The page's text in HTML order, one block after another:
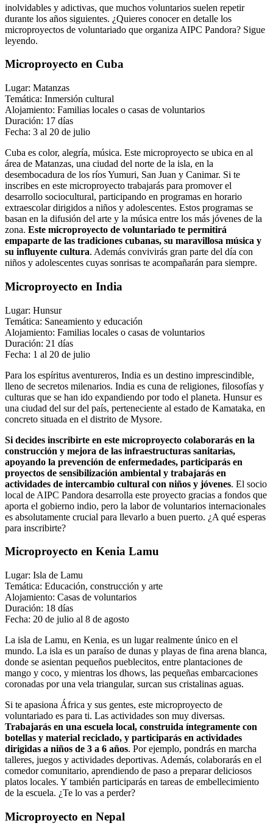
inolvidables y adictivas, que muchos voluntarios suelen repetir
durante los años siguientes. ¿Quieres conocer en detalle los
microproyectos de voluntariado que organiza AIPC Pandora? Sigue
leyendo.
Microproyecto en Cuba
Lugar: Matanzas
Temática: Inmersión cultural
Alojamiento: Familias locales o casas de voluntarios
Duración: 17 días
Fecha: 3 al 20 de julio
Cuba es color, alegría, música. Este microproyecto se ubica en al
área de Matanzas, una ciudad del norte de la isla, en la
desembocadura de los ríos Yumuri, San Juan y Canimar. Si te
inscribes en este microproyecto trabajarás para promover el
desarrollo sociocultural, participando en programas en horario
extraescolar dirigidos a niños y adolescentes. Estos programas se
basan en la difusión del arte y la música entre los más jóvenes de la
zona. Este microproyecto de voluntariado te permitirá
empaparte de las tradiciones cubanas, su maravillosa música y
su influyente cultura. Además convivirás gran parte del día con
niños y adolescentes cuyas sonrisas te acompañarán para siempre.
Microproyecto en India
Lugar: Hunsur
Temática: Saneamiento y educación
Alojamiento: Familias locales o casas de voluntarios
Duración: 21 días
Fecha: 1 al 20 de julio
Para los espíritus aventureros, India es un destino imprescindible,
lleno de secretos milenarios. India es cuna de religiones, filosofías y
culturas que se han ido expandiendo por todo el planeta. Hunsur es
una ciudad del sur del país, perteneciente al estado de Kamataka, en
concreto situada en el distrito de Mysore.
Si decides inscribirte en este microproyecto colaborarás en la
construcción y mejora de las infraestructuras sanitarias,
apoyando la prevención de enfermedades, participarás en
proyectos de sensibilización ambiental y trabajarás en
actividades de intercambio cultural con niños y jóvenes. El socio
local de AIPC Pandora desarrolla este proyecto gracias a fondos que
aporta el gobierno indio, pero la labor de voluntarios internacionales
es absolutamente crucial para llevarlo a buen puerto. ¿A qué esperas
para inscribirte?
Microproyecto en Kenia Lamu
Lugar: Isla de Lamu
Temática: Educación, construcción y arte
Alojamiento: Casas de voluntarios
Duración: 18 días
Fecha: 20 de julio al 8 de agosto
La isla de Lamu, en Kenia, es un lugar realmente único en el
mundo. La isla es un paraíso de dunas y playas de fina arena blanca,
donde se asientan pequeños pueblecitos, entre plantaciones de
mango y coco, y mientras los dhows, las pequeñas embarcaciones
coronadas por una vela triangular, surcan sus cristalinas aguas.
Si te apasiona África y sus gentes, este microproyecto de
voluntariado es para ti. Las actividades son muy diversas.
Trabajarás en una escuela local, construida íntegramente con
botellas y material reciclado, y participarás en actividades
dirigidas a niños de 3 a 6 años. Por ejemplo, pondrás en marcha
talleres, juegos y actividades deportivas. Además, colaborarás en el
comedor comunitario, aprendiendo de paso a preparar deliciosos
platos locales. Y también participarás en tareas de embellecimiento
de la escuela. ¿Te lo vas a perder?
Microproyecto en Nepal